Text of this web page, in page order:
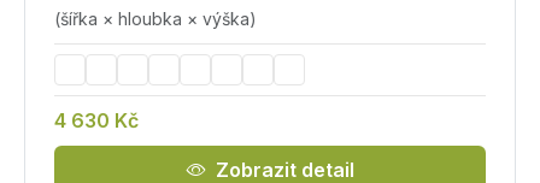
(šířka × hloubka × výška)
4 630 Kč
Zobrazit detail